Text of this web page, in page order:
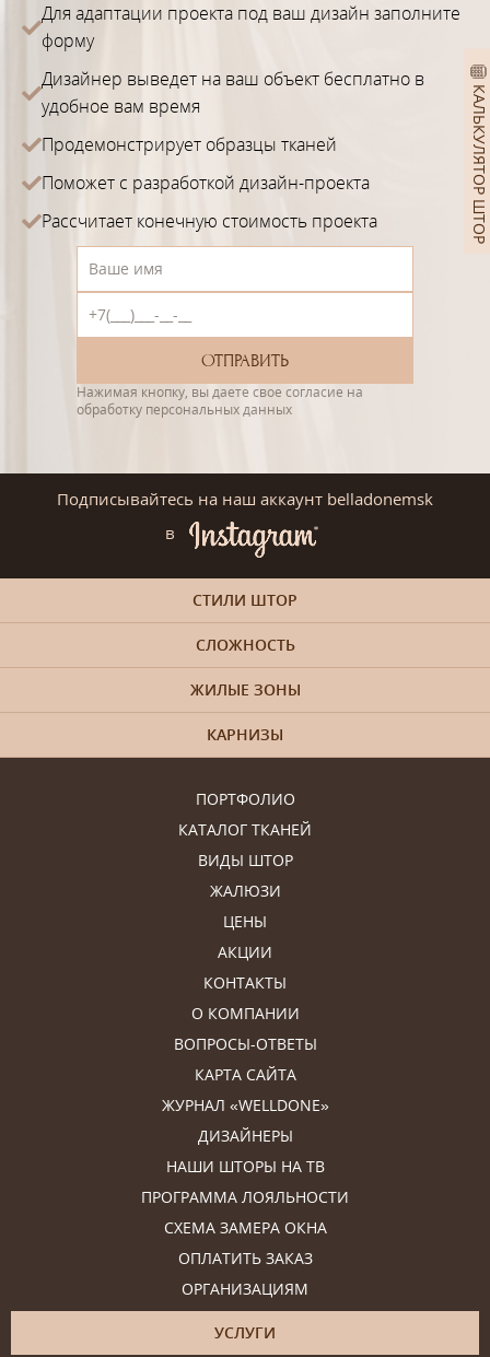
КАЛЬКУЛЯТОР ШТОР
Для адаптации проекта под ваш дизайн заполните
форму
Дизайнер выведет на ваш объект бесплатно в
удобное вам время
Продемонстрирует образцы тканей
Поможет с разработкой дизайн-проекта
Рассчитает конечную стоимость проекта
Нажимая кнопку, вы даете свое согласие на
обработку персональных данных
Подписывайтесь на наш аккаунт belladonemsk
в
ПОРТФОЛИО
КАТАЛОГ ТКАНЕЙ
ВИДЫ ШТОР
ЖАЛЮЗИ
ЦЕНЫ
АКЦИИ
КОНТАКТЫ
О КОМПАНИИ
ВОПРОСЫ-ОТВЕТЫ
КАРТА САЙТА
ЖУРНАЛ «WELLDONE»
ДИЗАЙНЕРЫ
НАШИ ШТОРЫ НА ТВ
ПРОГРАММА ЛОЯЛЬНОСТИ
СХЕМА ЗАМЕРА ОКНА
ОПЛАТИТЬ ЗАКАЗ
ОРГАНИЗАЦИЯМ
УСЛУГИ
СТИЛИ ШТОР
СЛОЖНОСТЬ
ЖИЛЫЕ ЗОНЫ
КАРНИЗЫ